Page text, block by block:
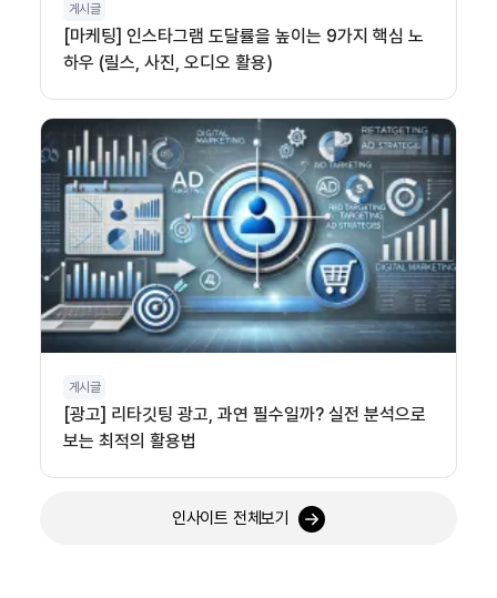
게시글
[마케팅] 인스타그램 도달률을 높이는 9가지 핵심 노
하우 (릴스, 사진, 오디오 활용)
게시글
[광고] 리타깃팅 광고, 과연 필수일까? 실전 분석으로
보는 최적의 활용법
인사이트 전체보기